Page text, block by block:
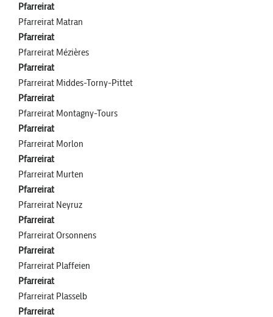
Pfarreirat
Pfarreirat Matran
Pfarreirat
Pfarreirat Mézières
Pfarreirat
Pfarreirat Middes-Torny-Pittet
Pfarreirat
Pfarreirat Montagny-Tours
Pfarreirat
Pfarreirat Morlon
Pfarreirat
Pfarreirat Murten
Pfarreirat
Pfarreirat Neyruz
Pfarreirat
Pfarreirat Orsonnens
Pfarreirat
Pfarreirat Plaffeien
Pfarreirat
Pfarreirat Plasselb
Pfarreirat